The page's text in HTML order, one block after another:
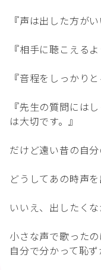
『声は出した方が
『相手に聴こえるよ
『音程をしっかり
『先生の質問には
は大切です。』
だけど遠い昔の自分
どうしてあの時声
いいえ、出したく
小さな声で歌った
自分で分かって恥